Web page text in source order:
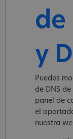
de
y
Puedes
de DNS
panel de
el
nuestra